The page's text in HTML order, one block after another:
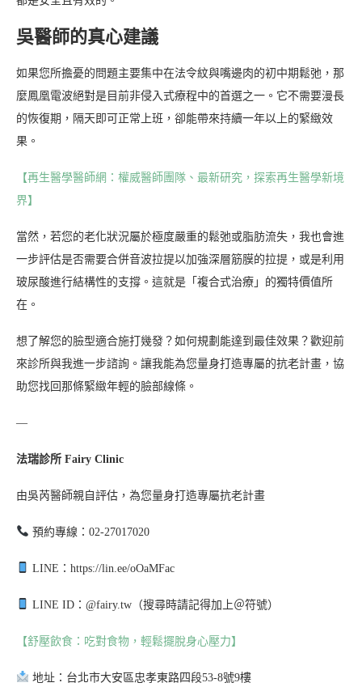
吳醫師的真心建議
如果您所擔憂的問題主要集中在法令紋與嘴邊肉的初中期鬆弛，那
麼鳳凰電波絕對是目前非侵入式療程中的首選之一。它不需要漫長
的恢復期，隔天即可正常上班，卻能帶來持續一年以上的緊緻效
果。
【再生醫學醫師網：權威醫師團隊、最新研究，探索再生醫學新境
界】
當然，若您的老化狀況屬於極度嚴重的鬆弛或脂肪流失，我也會進
一步評估是否需要合併音波拉提以加強深層筋膜的拉提，或是利用
玻尿酸進行結構性的支撐。這就是「複合式治療」的獨特價值所
在。
想了解您的臉型適合施打幾發？如何規劃能達到最佳效果？歡迎前
來診所與我進一步諮詢。讓我能為您量身打造專屬的抗老計畫，協
助您找回那條緊緻年輕的臉部線條。
—
法瑞診所 Fairy Clinic
由吳芮醫師親自評估，為您量身打造專屬抗老計畫
預約專線：02-27017020
LINE：https://lin.ee/oOaMFac
LINE ID：@fairy.tw（搜尋時請記得加上＠符號）
【舒壓飲食：吃對食物，輕鬆擺脫身心壓力】
地址：台北市大安區忠孝東路四段53-8號9樓